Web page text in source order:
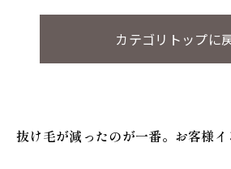
カテゴリトップに
抜け毛が減ったのが一番。お客様